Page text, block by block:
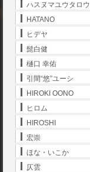
ハスヌマユウタロウ
HATANO
ヒデヤ
髭白健
樋口 幸佑
引間“悠”ユーシ
HIROKI OONO
ヒロム
HIROSHI
宏崇
ほな・いこか
仄雲